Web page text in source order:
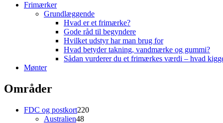
Frimærker
Grundlæggende
Hvad er et frimærke?
Gode råd til begyndere
Hvilket udstyr har man brug for
Hvad betyder takning, vandmærke og gummi?
Sådan vurderer du et frimærkes værdi – hvad
Mønter
Områder
FDC og postkort220220
Australien4848